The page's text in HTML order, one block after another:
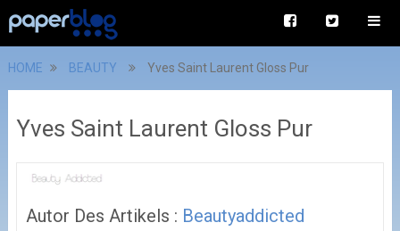
HOME BEAUTY Yves Saint Laurent Gloss Pur
Yves Saint Laurent Gloss Pur
Autor Des Artikels : Beautyaddicted